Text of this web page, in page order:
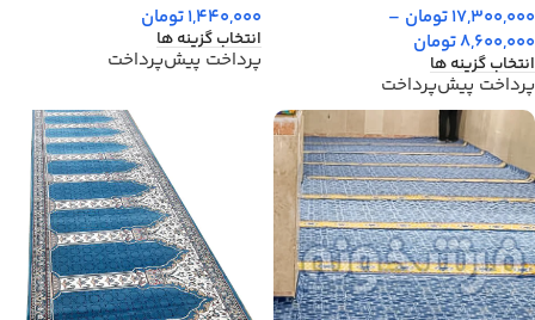
17,300,000تومان –
8,600,000تومان
انتخاب گزینه ها
پرداخت پیش‌پرداخت
1,440,000تومان
انتخاب گزینه ها
پرداخت پیش‌پرداخت